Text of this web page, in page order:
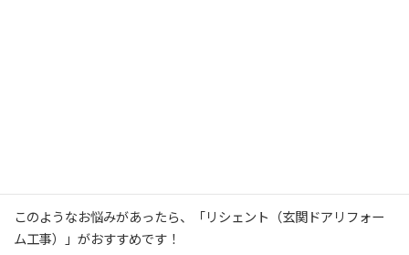
このようなお悩みがあったら、「リシェント（玄関ドアリフォー
ム工事）」がおすすめです！